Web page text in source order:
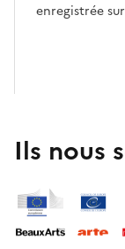
enregistrée
cette mise en
Ils nous